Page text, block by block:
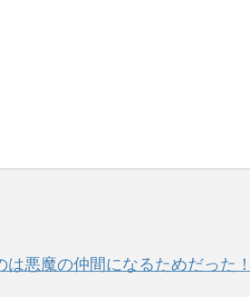
悪魔の仲間になるためだった！